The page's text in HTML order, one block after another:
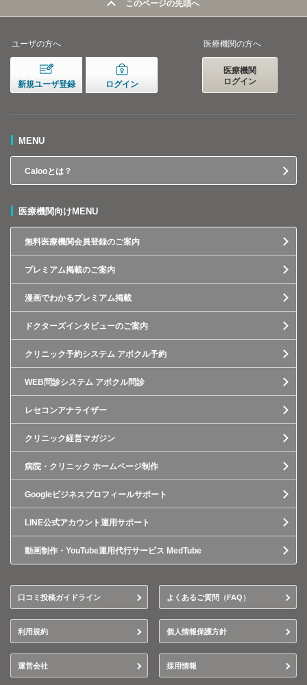
このページの先頭へ
ユーザの方へ
新規ユーザ登録 ログイン
医療機関の方へ
医療機関
ログイン
MENU
Calooとは？
医療機関向けMENU
無料医療機関会員登録のご案内
プレミアム掲載のご案内
漫画でわかるプレミアム掲載
ドクターズインタビューのご案内
クリニック予約システム アポクル予約
WEB問診システム アポクル問診
レセコンアナライザー
クリニック経営マガジン
病院・クリニック ホームページ制作
Googleビジネスプロフィールサポート
LINE公式アカウント運用サポート
動画制作・YouTube運用代行サービス MedTube
口コミ投稿ガイドライン よくあるご質問（FAQ）
利用規約 個人情報保護方針
運営会社 採用情報